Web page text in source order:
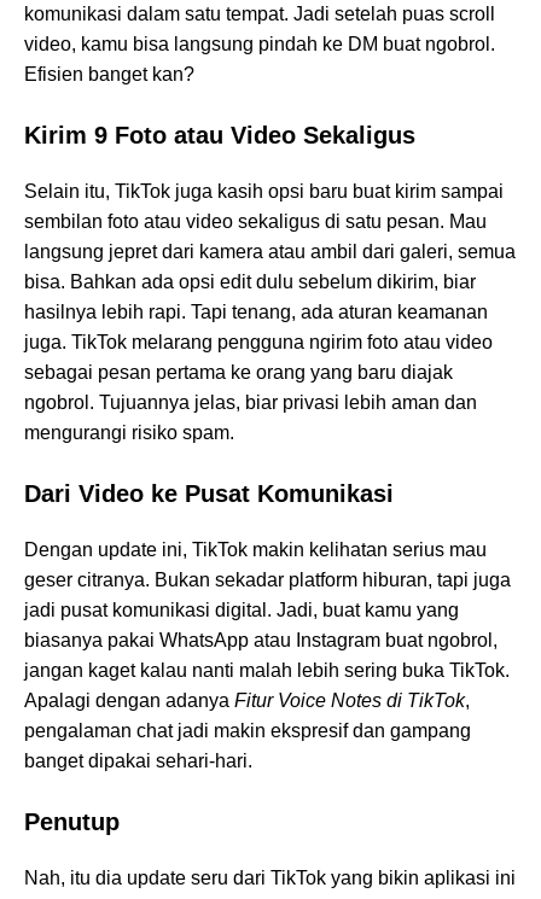
komunikasi dalam satu tempat. Jadi setelah puas scroll
video, kamu bisa langsung pindah ke DM buat ngobrol.
Efisien banget kan?
Kirim 9 Foto atau Video Sekaligus
Selain itu, TikTok juga kasih opsi baru buat kirim sampai
sembilan foto atau video sekaligus di satu pesan. Mau
langsung jepret dari kamera atau ambil dari galeri, semua
bisa. Bahkan ada opsi edit dulu sebelum dikirim, biar
hasilnya lebih rapi. Tapi tenang, ada aturan keamanan
juga. TikTok melarang pengguna ngirim foto atau video
sebagai pesan pertama ke orang yang baru diajak
ngobrol. Tujuannya jelas, biar privasi lebih aman dan
mengurangi risiko spam.
Dari Video ke Pusat Komunikasi
Dengan update ini, TikTok makin kelihatan serius mau
geser citranya. Bukan sekadar platform hiburan, tapi juga
jadi pusat komunikasi digital. Jadi, buat kamu yang
biasanya pakai WhatsApp atau Instagram buat ngobrol,
jangan kaget kalau nanti malah lebih sering buka TikTok.
Apalagi dengan adanya Fitur Voice Notes di TikTok,
pengalaman chat jadi makin ekspresif dan gampang
banget dipakai sehari-hari.
Penutup
Nah, itu dia update seru dari TikTok yang bikin aplikasi ini